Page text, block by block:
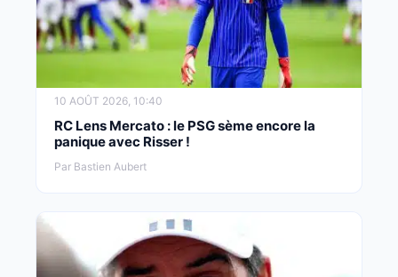
10 AOÛT 2026, 10:40
RC Lens Mercato : le PSG sème encore la
panique avec Risser !
Par Bastien Aubert